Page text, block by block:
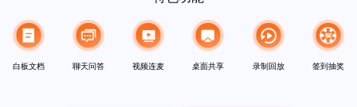
白板文档 聊天问答 视频连麦 桌面共享 录制回放 签到抽奖